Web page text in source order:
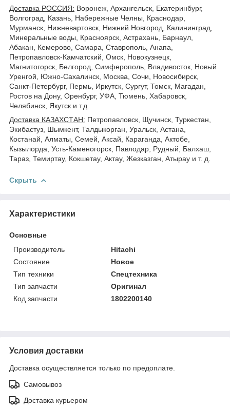
Доставка РОССИЯ: Воронеж, Архангельск, Екатеринбург,
Волгоград, Казань, Набережные Челны, Краснодар,
Мурманск, Нижневартовск, Нижний Новгород, Калининград,
Минеральные воды, Красноярск, Астрахань, Барнаул,
Абакан, Кемерово, Самара, Ставрополь, Анапа,
Петропавловск-Камчатский, Омск, Новокузнецк,
Магнитогорск, Белгород, Симферополь, Владивосток, Новый
Уренгой, Южно-Сахалинск, Москва, Сочи, Новосибирск,
Санкт-Петербург, Пермь, Иркутск, Сургут, Томск, Магадан,
Ростов на Дону, Оренбург, УФА, Тюмень, Хабаровск,
Челябинск, Якутск и т.д.
Доставка КАЗАХСТАН: Петропавловск, Щучинск, Туркестан,
Экибастуз, Шымкент, Талдыкорган, Уральск, Астана,
Костанай, Алматы, Семей, Аксай, Караганда, Актобе,
Кызылорда, Усть-Каменогорск, Павлодар, Рудный, Балхаш,
Тараз, Темиртау, Кокшетау, Актау, Жезказган, Атырау и т. д.
Скрыть
Характеристики
Основные
Производитель
Hitachi
Состояние
Новое
Тип техники
Спецтехника
Тип запчасти
Оригинал
Код запчасти
1802200140
Условия доставки
Доставка осуществляется только по предоплате.
Самовывоз
Доставка курьером